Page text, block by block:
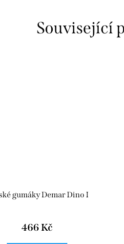
Související
gumáky Demar Dino I
466 Kč